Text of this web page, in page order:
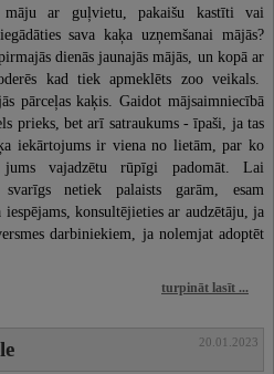
ar guļvietu, pakaišu kastīti vai
sava kaķa uzņemšanai mājās?
dienās jaunajās mājās, un kopā ar
kad tiek apmeklēts zoo veikals.
pārceļas kaķis. Gaidot mājsaimniecībā
prieks, bet arī satraukums - īpaši, ja tas
iekārtojums ir viena no lietām, par ko
vajadzētu rūpīgi padomāt. Lai
netiek palaists garām, esam
konsultējieties ar audzētāju, ja
darbiniekiem, ja nolemjat adoptēt
turpināt lasīt ...
20.01.2023